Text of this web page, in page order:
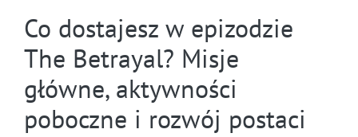
Co dostajesz w epizodzie
The Betrayal? Misje
główne, aktywności
poboczne i rozwój postaci